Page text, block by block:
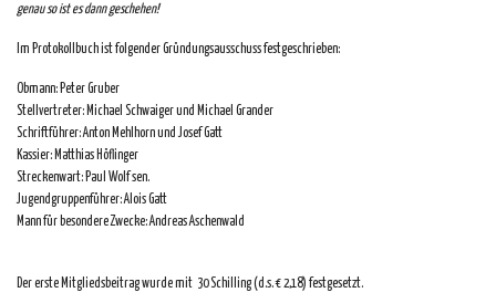
genau so ist es dann geschehen!
Im Protokollbuch ist folgender Gründungsausschuss festgeschrieben:
Obmann: Peter Gruber
Stellvertreter: Michael Schwaiger und Michael Grander
Schriftführer: Anton Mehlhorn und Josef Gatt
Kassier: Matthias Höflinger
Streckenwart: Paul Wolf sen.
Jugendgruppenführer: Alois Gatt
Mann für besondere Zwecke: Andreas Aschenwald
Der erste Mitgliedsbeitrag wurde mit 30 Schilling (d.s. € 2,18) festgesetzt.